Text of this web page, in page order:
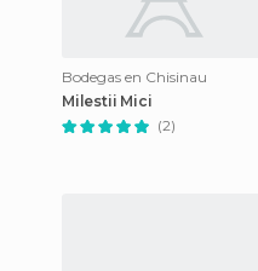
Bodegas en Chisinau
Milestii Mici
(2)